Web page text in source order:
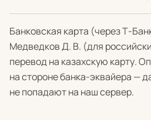
Банковская карта (через Т-
Медведков Д. В. (для
перевод на казахскую карту.
на стороне банка-эквайера —
не попадают на наш сервер.